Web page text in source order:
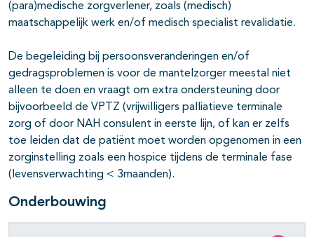
(para)medische zorgverlener, zoals (medisch)
maatschappelijk werk en/of medisch specialist revalidatie.
De begeleiding bij persoonsveranderingen en/of
gedragsproblemen is voor de mantelzorger meestal niet
alleen te doen en vraagt om extra ondersteuning door
bijvoorbeeld de VPTZ (vrijwilligers palliatieve terminale
zorg of door NAH consulent in eerste lijn, of kan er zelfs
toe leiden dat de patiënt moet worden opgenomen in een
zorginstelling zoals een hospice tijdens de terminale fase
(levensverwachting < 3maanden).
Onderbouwing